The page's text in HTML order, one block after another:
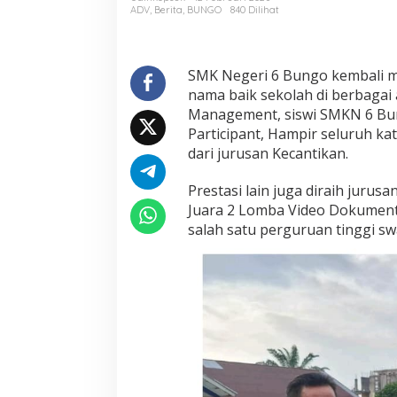
d
n
T
e
r
b
k
M
e
e
R
a
m
ADV Berita BUNGO 840 Dilihat
SMK Negeri 6 Bungo kembali
nama baik sekolah di
Management, siswi SMKN 6
Participant, Hampir seluruh
dari jurusan Kecantikan.
Prestasi lain juga diraih
Juara 2 Lomba Video
salah satu perguruan tinggi